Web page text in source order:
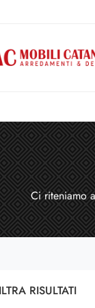
Ci riteniamo
RISULTATI